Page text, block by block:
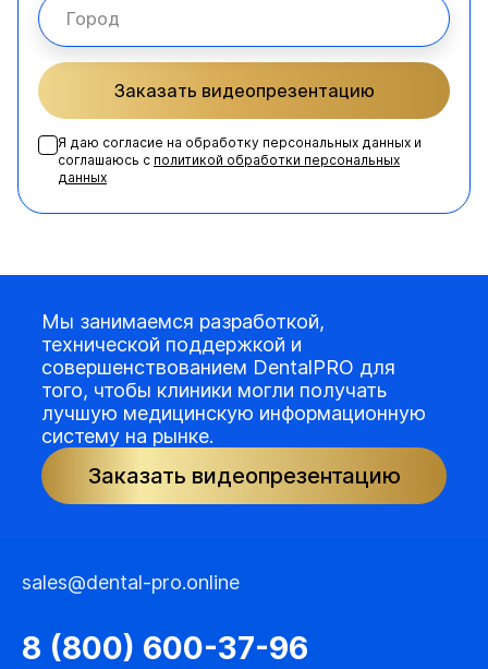
Заказать видеопрезентацию
Я даю согласие на обработку персональных данных и
соглашаюсь с политикой обработки персональных
данных
Мы занимаемся разработкой,
технической поддержкой и
совершенствованием DentalPRO для
того, чтобы клиники могли получать
лучшую медицинскую информационную
систему на рынке.
Заказать видеопрезентацию
sales@dental-pro.online
8 (800) 600-37-96